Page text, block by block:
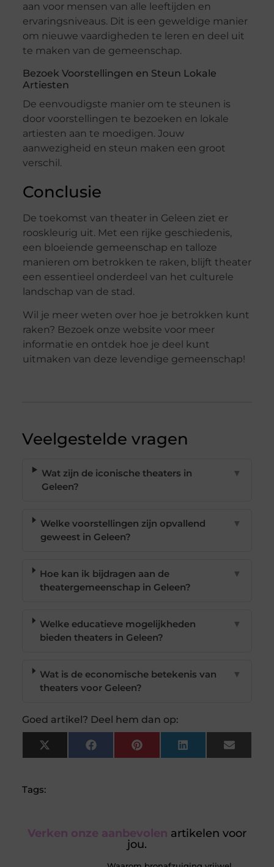
aan voor mensen van alle leeftijden en
ervaringsniveaus. Dit is een geweldige manier
om nieuwe vaardigheden te leren en deel uit
te maken van de gemeenschap.
Bezoek Voorstellingen en Steun Lokale
Artiesten
De eenvoudigste manier om te steunen is
door voorstellingen te bezoeken en lokale
artiesten aan te moedigen. Jouw
aanwezigheid en steun maken een groot
verschil.
Conclusie
De toekomst van theater in Geleen ziet er
rooskleurig uit. Met een rijke geschiedenis,
een bloeiende gemeenschap en talloze
manieren om betrokken te raken, blijft theater
een essentieel onderdeel van het culturele
landschap van de stad.
Wil je meer weten over hoe je betrokken kunt
raken? Bezoek onze website voor meer
informatie en ontdek hoe je deel kunt
uitmaken van deze levendige gemeenschap!
Veelgestelde vragen
Wat zijn de iconische theaters in
Geleen?
▼
Welke voorstellingen zijn opvallend
geweest in Geleen?
▼
Hoe kan ik bijdragen aan de
theatergemeenschap in Geleen?
▼
Welke educatieve mogelijkheden
bieden theaters in Geleen?
▼
Wat is de economische betekenis van
theaters voor Geleen?
▼
Goed artikel? Deel hem dan op:
X
(Twitter)
FacebookPinterest LinkedIn Email
Tags:
Verken onze aanbevolen artikelen voor
jou.